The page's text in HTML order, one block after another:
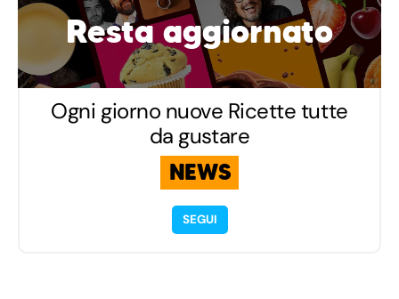
Resta aggiornato
Ogni giorno nuove Ricette tutte
da gustare
NEWS
SEGUI